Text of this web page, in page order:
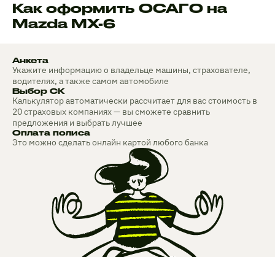
Как оформить ОСАГО на
Mazda MX-6
Анкета
Укажите информацию о владельце машины, страхователе,
водителях, а также самом автомобиле
Выбор СК
Калькулятор автоматически рассчитает для вас стоимость в
20 страховых компаниях — вы сможете сравнить
предложения и выбрать лучшее
Оплата полиса
Это можно сделать онлайн картой любого банка